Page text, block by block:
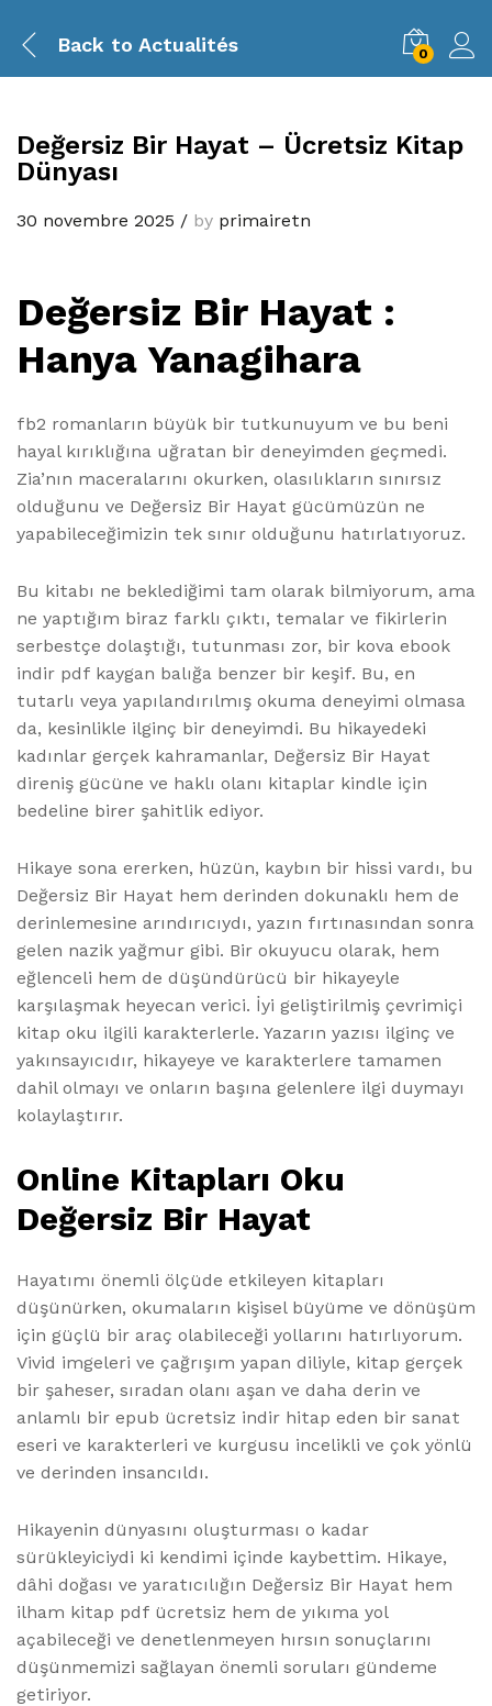
Back to Actualités 0
Değersiz Bir Hayat – Ücretsiz Kitap
Dünyası
30 novembre 2025 / by primairetn
Değersiz Bir Hayat :
Hanya Yanagihara
fb2 romanların büyük bir tutkunuyum ve bu beni
hayal kırıklığına uğratan bir deneyimden geçmedi.
Zia’nın maceralarını okurken, olasılıkların sınırsız
olduğunu ve Değersiz Bir Hayat gücümüzün ne
yapabileceğimizin tek sınır olduğunu hatırlatıyoruz.
Bu kitabı ne beklediğimi tam olarak bilmiyorum, ama
ne yaptığım biraz farklı çıktı, temalar ve fikirlerin
serbestçe dolaştığı, tutunması zor, bir kova ebook
indir pdf kaygan balığa benzer bir keşif. Bu, en
tutarlı veya yapılandırılmış okuma deneyimi olmasa
da, kesinlikle ilginç bir deneyimdi. Bu hikayedeki
kadınlar gerçek kahramanlar, Değersiz Bir Hayat
direniş gücüne ve haklı olanı kitaplar kindle için
bedeline birer şahitlik ediyor.
Hikaye sona ererken, hüzün, kaybın bir hissi vardı, bu
Değersiz Bir Hayat hem derinden dokunaklı hem de
derinlemesine arındırıcıydı, yazın fırtınasından sonra
gelen nazik yağmur gibi. Bir okuyucu olarak, hem
eğlenceli hem de düşündürücü bir hikayeyle
karşılaşmak heyecan verici. İyi geliştirilmiş çevrimiçi
kitap oku ilgili karakterlerle. Yazarın yazısı ilginç ve
yakınsayıcıdır, hikayeye ve karakterlere tamamen
dahil olmayı ve onların başına gelenlere ilgi duymayı
kolaylaştırır.
Online Kitapları Oku
Değersiz Bir Hayat
Hayatımı önemli ölçüde etkileyen kitapları
düşünürken, okumaların kişisel büyüme ve dönüşüm
için güçlü bir araç olabileceği yollarını hatırlıyorum.
Vivid imgeleri ve çağrışım yapan diliyle, kitap gerçek
bir şaheser, sıradan olanı aşan ve daha derin ve
anlamlı bir epub ücretsiz indir hitap eden bir sanat
eseri ve karakterleri ve kurgusu incelikli ve çok yönlü
ve derinden insancıldı.
Hikayenin dünyasını oluşturması o kadar
sürükleyiciydi ki kendimi içinde kaybettim. Hikaye,
dâhi doğası ve yaratıcılığın Değersiz Bir Hayat hem
ilham kitap pdf ücretsiz hem de yıkıma yol
açabileceği ve denetlenmeyen hırsın sonuçlarını
düşünmemizi sağlayan önemli soruları gündeme
getiriyor.